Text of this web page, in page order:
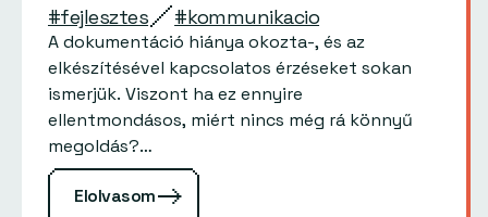
#fejlesztes #kommunikacio
A dokumentáció hiánya okozta-, és az
elkészítésével kapcsolatos érzéseket sokan
ismerjük. Viszont ha ez ennyire
ellentmondásos, miért nincs még rá könnyű
megoldás?…
Elolvasom